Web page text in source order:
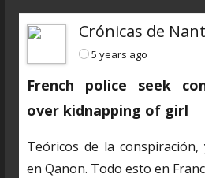
Crónicas de
5 years ago
French police seek
over kidnapping of girl
Teóricos de la
en Qanon. Todo esto en